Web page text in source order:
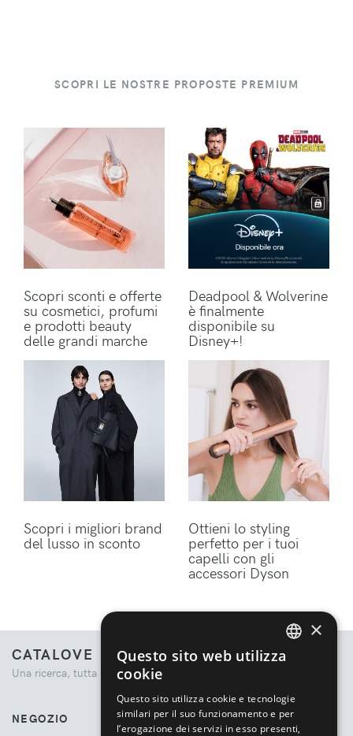
SCOPRI LE NOSTRE PROPOSTE PREMIUM
Scopri sconti e offerte
su cosmetici, profumi
e prodotti beauty
delle grandi marche
Deadpool & Wolverine
è finalmente
disponibile su
Disney+!
Scopri i migliori brand
del lusso in sconto
Ottieni lo styling
perfetto per i tuoi
capelli con gli
accessori Dyson
CATALOVE
Una ricerca, tutta la moda.
NEGOZIO
×
Questo sito web utilizza
cookie
Questo sito utilizza cookie e tecnologie
similari per il suo funzionamento e per
l’erogazione dei servizi in esso presenti,